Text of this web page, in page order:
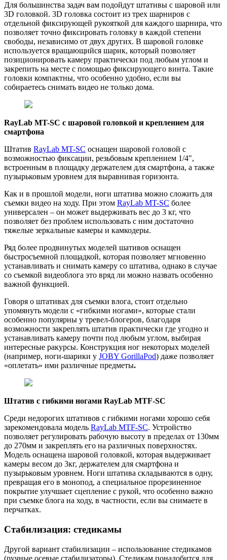
Для большинства задач вам подойдут штативы с шаровой или
3D головкой. 3D головка состоит из трех шарниров с
отдельной фиксирующей рукояткой для каждого шарнира, что
позволяет точно фиксировать головку в каждой степени
свободы, независимо от двух других. В шаровой головке
используется вращающийся шарик, который позволяет
позиционировать камеру практически под любым углом и
закрепить на месте с помощью фиксирующего винта. Такие
головки компактны, что особенно удобно, если вы
собираетесь снимать видео не только дома.
RayLab MT-SC с шаровой головкой и креплением для
смартфона
Штатив RayLab MT-SC оснащен шаровой головой с
возможностью фиксации, резьбовым креплением 1/4",
встроенным в площадку держателем для смартфона, а также
пузырьковым уровнем для выравнивая горизонта.
Как и в прошлой модели, ноги штатива можно сложить для
съемки видео на ходу. При этом RayLab MT-SC более
универсален – он может выдерживать вес до 3 кг, что
позволяет без проблем использовать с ним достаточно
тяжелые зеркальные камеры и камкодеры.
Ряд более продвинутых моделей шативов оснащен
быстросъемной площадкой, которая позволяет мгновенно
устанавливать и снимать камеру со штатива, однако в случае
со съемкой видеоблога это вряд ли можно назвать особенно
важной функцией.
Говоря о штативах для съемки влога, стоит отдельно
упомянуть модели с «гибкими ногами», которые стали
особенно популярны у тревел-блогеров, благодаря
возможности закреплять штатив практически где угодно и
устанавливать камеру почти под любым углом, выбирая
интересные ракурсы. Конструкция ног некоторых моделей
(например, ноги-шарики у JOBY GorillaPod) даже позволяет
«оплетать» ими различные предметы.
Штатив с гибкими ногами RayLab MTF-SC
Среди недорогих штативов с гибкими ногами хорошо себя
зарекомендовала модель RayLab MTF-SC. Устройство
позволяет регулировать рабочую высоту в пределах от 130мм
до 270мм и закреплять его на различных поверхностях.
Модель оснащена шаровой головкой, которая выдерживает
камеры весом до 3кг, держателем для смартфона и
пузырьковым уровнем. Ноги штатива складываются в одну,
превращая его в монопод, а специальное прорезиненное
покрытие улучшает сцепление с рукой, что особенно важно
при съемке блога на ходу, в частности, если вы снимаете в
перчатках.
Стабилизация: стедикамы
Другой вариант стабилизации – использование стедикамов
(ручные осевые стабилизаторы). Стедикам понадобится для